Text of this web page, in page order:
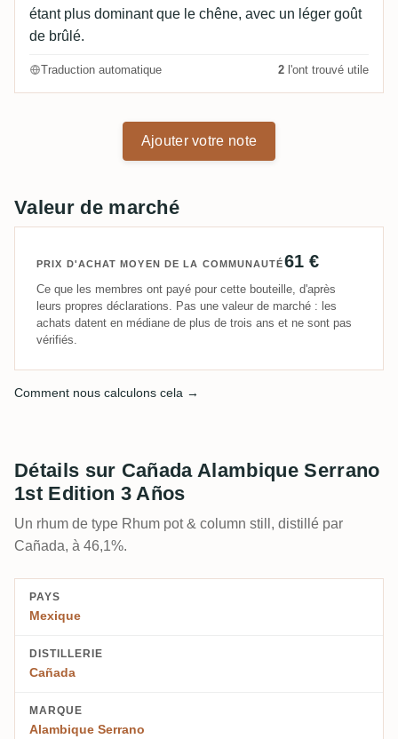
étant plus dominant que le chêne, avec un léger goût
de brûlé.
Traduction automatique 2 l'ont trouvé utile
Ajouter votre note
Valeur de marché
PRIX D'ACHAT MOYEN DE LA COMMUNAUTÉ61 €
Ce que les membres ont payé pour cette bouteille, d'après
leurs propres déclarations. Pas une valeur de marché : les
achats datent en médiane de plus de trois ans et ne sont pas
vérifiés.
Comment nous calculons cela →
Détails sur Cañada Alambique Serrano
1st Edition 3 Años
Un rhum de type Rhum pot & column still, distillé par
Cañada, à 46,1%.
PAYS
Mexique
DISTILLERIE
Cañada
MARQUE
Alambique Serrano